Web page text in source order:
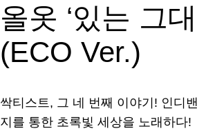
올옷 ‘있는 그
(ECO Ver.)
싹티스트, 그 네 번째 이야기! 인디
지를 통한 초록빛 세상을 노래하다!